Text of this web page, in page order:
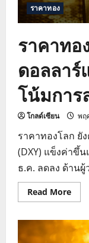
ราคาทอง
ราคาทอ
ดอลลา
โน้มการ
โกลด์เซียน พฤ
ราคาทองโลก ยั
(DXY) แข็งค่าขึ้
ธ.ค. ลดลง ด้านผู้
Read MoreRead
more
ทอง
โลก
ปรับ